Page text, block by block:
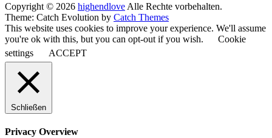
Copyright © 2026 highendlove Alle Rechte vorbehalten.
Theme: Catch Evolution by Catch Themes
This website uses cookies to improve your experience. We'll assume
you're ok with this, but you can opt-out if you wish.
Cookie
settings
ACCEPT
Schließen
Privacy Overview